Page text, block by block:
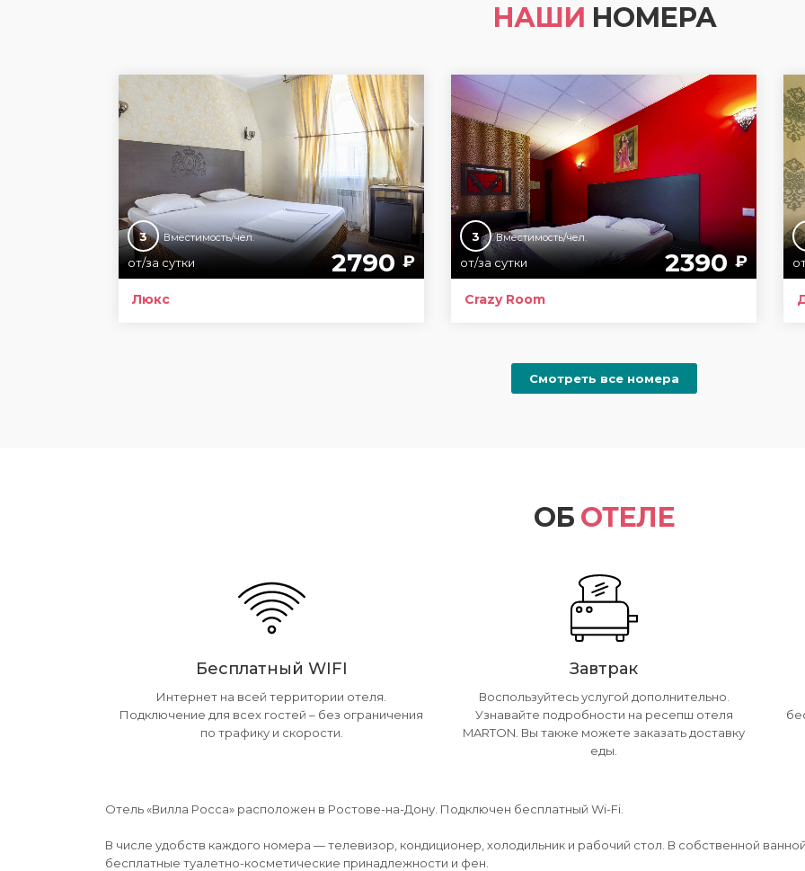
НАШИ НОМЕРА
3 Вместимость/чел.
от/за сутки 2790₽
Люкс
3 Вместимость/чел.
от/за сутки 2390₽
Crazy Room
Смотреть все номера
ОБ ОТЕЛЕ
Бесплатный WIFI
Интернет на всей территории отеля.
Подключение для всех гостей – без ограничения
по трафику и скорости.
Завтрак
Воспользуйтесь услугой дополнительно.
Узнавайте подробности на ресепш отеля
MARTON. Вы также можете заказать доставку
еды.
Отель «Вилла Росса» расположен в Ростове-на-Дону. Подключен бесплатный Wi-Fi.
В числе удобств каждого номера — телевизор, кондиционер, холодильник и рабочий стол. В собственной
бесплатные туалетно-косметические принадлежности и фен.